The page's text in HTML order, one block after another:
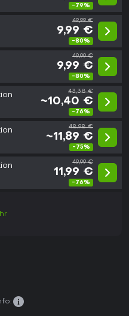
-79%
49,99 €
9,99 €
-80%
49,99 €
9,99 €
-80%
43,38 €
~10,40 €
-76%
48,98 €
~11,89 €
-75%
49,99 €
11,99 €
-76%